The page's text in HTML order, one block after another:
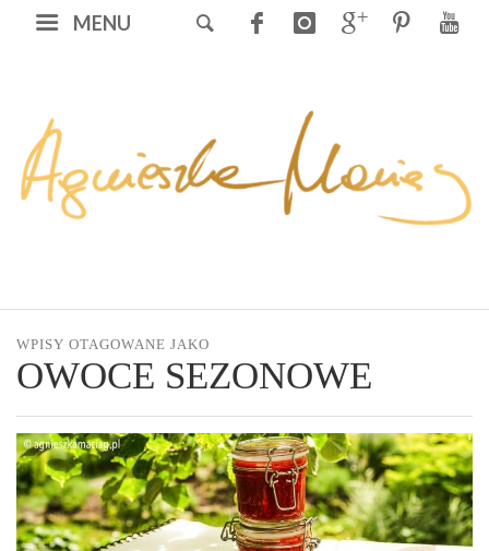
MENU
WPISY OTAGOWANE JAKO
OWOCE SEZONOWE